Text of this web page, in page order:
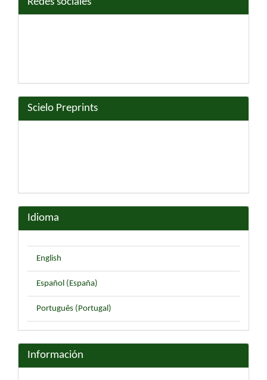
Scielo Preprints
Idioma
English
Español (España)
Português (Portugal)
Información